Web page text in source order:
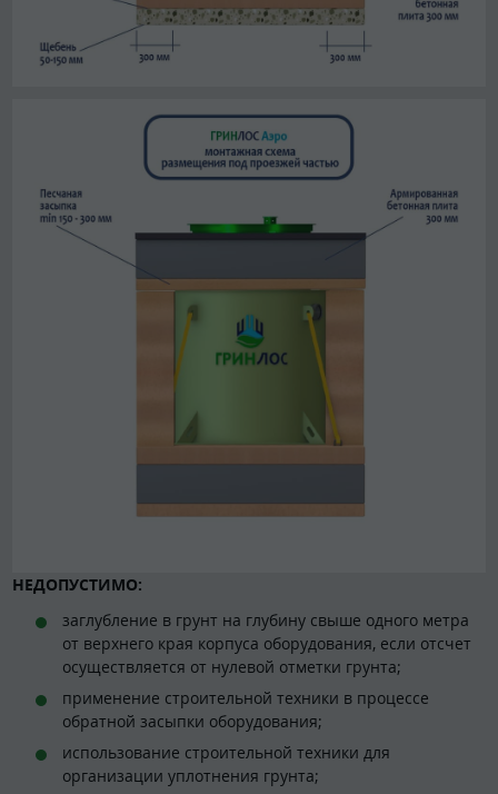
НЕДОПУСТИМО:
заглубление в грунт на глубину свыше одного метра
от верхнего края корпуса оборудования, если отсчет
осуществляется от нулевой отметки грунта;
применение строительной техники в процессе
обратной засыпки оборудования;
использование строительной техники для
организации уплотнения грунта;